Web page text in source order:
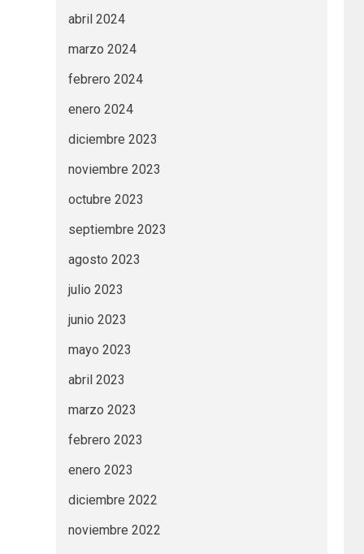
abril 2024
marzo 2024
febrero 2024
enero 2024
diciembre 2023
noviembre 2023
octubre 2023
septiembre 2023
agosto 2023
julio 2023
junio 2023
mayo 2023
abril 2023
marzo 2023
febrero 2023
enero 2023
diciembre 2022
noviembre 2022